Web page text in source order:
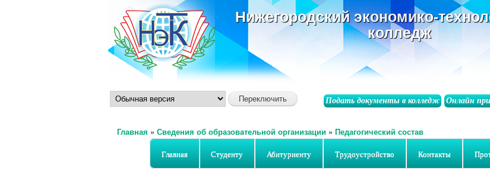
основному
содержанию
Нижегородский экономико-
колледж
Онлайн
Подать документы в колледж
Главная » Сведения об образовательной организации » Педагогический состав
Главная Студенту Абитуриенту Трудоустройство Контакты